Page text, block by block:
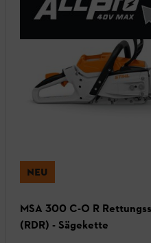
NEU
MSA 300 C-O R
(RDR) - Sägekette